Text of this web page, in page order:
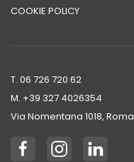
COOKIE POLICY
T. 06 726 720 62
M. +39 ‭327 4026354‬
Via Nomentana 1018, Roma